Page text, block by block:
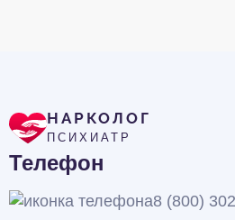
НАРКОЛОГ
ПСИХИАТР
Телефон
8 (800)